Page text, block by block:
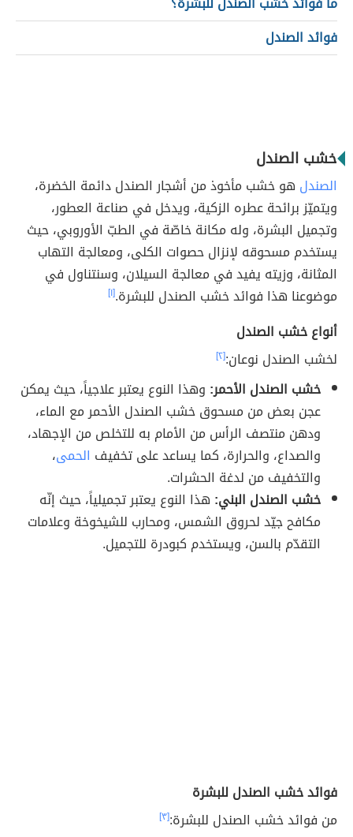
فوائد الصندل
خشب الصندل
الصندل هو خشب مأخوذ من أشجار الصندل دائمة الخضرة،
ويتميّز برائحة عطره الزكية، ويدخل في صناعة العطور،
وتجميل البشرة، وله مكانة خاصّة في الطبّ الأوروبي، حيث
يستخدم مسحوقه لإنزال حصوات الكلى، ومعالجة التهاب
المثانة، وزيته يفيد في معالجة السيلان، وسنتناول في
موضوعنا هذا فوائد خشب الصندل للبشرة.[١]
أنواع خشب الصندل
لخشب الصندل نوعان:[٢]
خشب الصندل الأحمر: وهذا النوع يعتبر علاجياً، حيث يمكن
عجن بعض من مسحوق خشب الصندل الأحمر مع الماء،
ودهن منتصف الرأس من الأمام به للتخلص من الإجهاد،
والصداع، والحرارة، كما يساعد على تخفيف الحمى،
والتخفيف من لدغة الحشرات.
خشب الصندل البني: هذا النوع يعتبر تجميلياً، حيث إنّه
مكافح جيّد لحروق الشمس، ومحارب للشيخوخة وعلامات
التقدّم بالسن، ويستخدم كبودرة للتجميل.
فوائد خشب الصندل للبشرة
من فوائد خشب الصندل للبشرة:[٣]